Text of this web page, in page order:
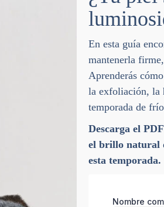
En esta guía
mantenerla
Aprenderás
la exfoliación, la
temporada de
Descarga el
el brillo natural
esta temporada.